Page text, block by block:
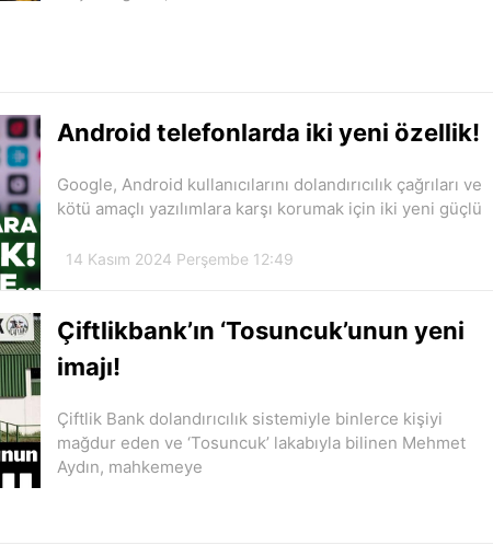
Android telefonlarda iki yeni özellik!
Google, Android kullanıcılarını dolandırıcılık çağrıları ve
kötü amaçlı yazılımlara karşı korumak için iki yeni güçlü
14 Kasım 2024 Perşembe 12:49
Çiftlikbank’ın ‘Tosuncuk’unun yeni
imajı!
Çiftlik Bank dolandırıcılık sistemiyle binlerce kişiyi
mağdur eden ve ‘Tosuncuk’ lakabıyla bilinen Mehmet
Aydın, mahkemeye